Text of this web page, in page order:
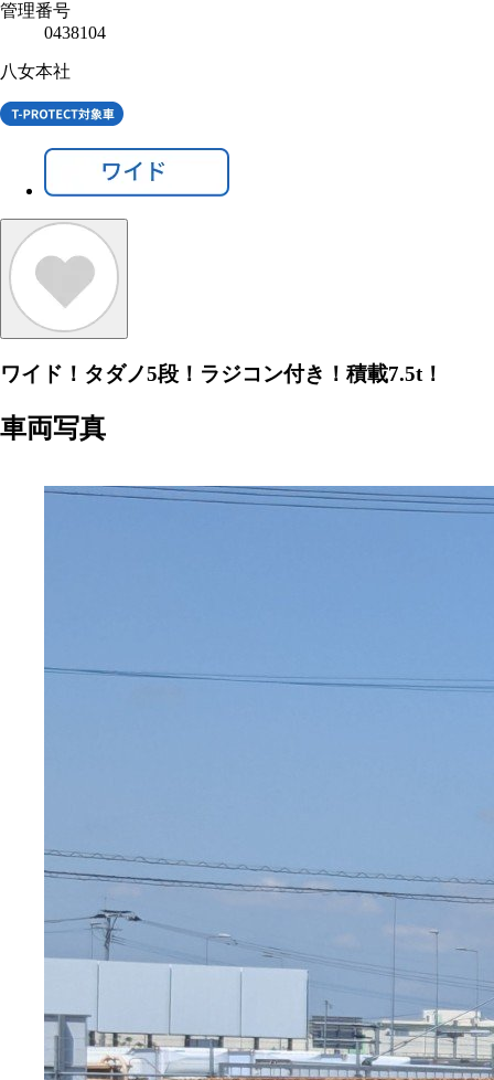
管理番号
0438104
八女本社
ワイド！タダノ5段！ラジコン付き！積載7.5t！
車両写真